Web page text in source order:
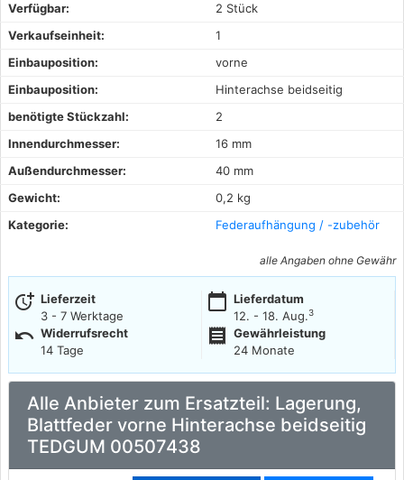
Verfügbar:
2 Stück
Verkaufseinheit:
1
Einbauposition:
vorne
Einbauposition:
Hinterachse beidseitig
benötigte Stückzahl:
2
Innendurchmesser:
16 mm
Außendurchmesser:
40 mm
Gewicht:
0,2 kg
Kategorie:
Federaufhängung / -zubehör
alle Angaben ohne Gewähr
more_time Lieferzeit
3 - 7 Werktage
calendar_today Lieferdatum
12. - 18. Aug.3
undo Widerrufsrecht
14 Tage
receipt
Gewährleistung
24 Monate
Alle Anbieter zum Ersatzteil: Lagerung,
Blattfeder vorne Hinterachse beidseitig
TEDGUM 00507438